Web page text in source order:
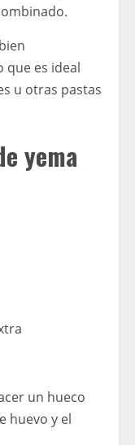
que es ideal
u otras pastas
yema
un hueco
huevo y el